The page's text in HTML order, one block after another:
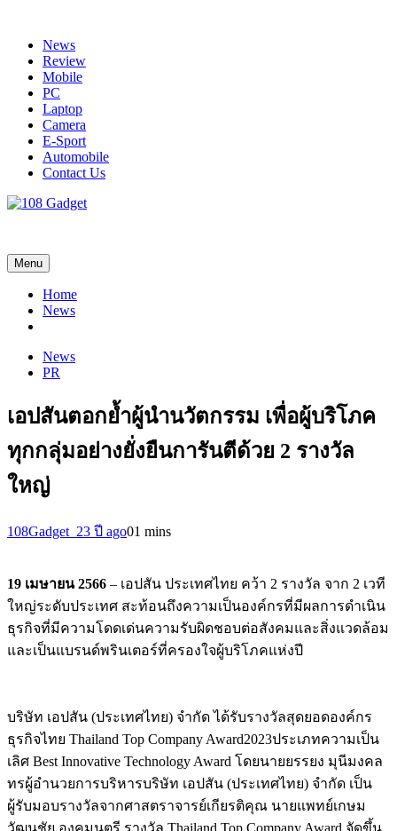
contentNews
Review
Mobile
PC
Laptop
Camera
E-Sport
Automobile
Contact Us
Menu
Home
News
News
PR
เอปสันตอกย้ำผู้นำนวัตกรรม เพื่อผู้บริโภค
ทุกกลุ่มอย่างยั่งยืนการันตีด้วย 2 รางวัล
ใหญ่
108Gadget_23 ปี ago01 mins
19 เมษายน 2566 – เอปสัน ประเทศไทย คว้า 2 รางวัล จาก 2 เวที
ใหญ่ระดับประเทศ สะท้อนถึงความเป็นองค์กรที่มีผลการดำเนิน
ธุรกิจที่มีความโดดเด่นความรับผิดชอบต่อสังคมและสิ่งแวดล้อม
และเป็นแบรนด์พรินเตอร์ที่ครองใจผู้บริโภคแห่งปี
บริษัท เอปสัน (ประเทศไทย) จำกัด ได้รับรางวัลสุดยอดองค์กร
ธุรกิจไทย Thailand Top Company Award2023ประเภทความเป็น
เลิศ Best Innovative Technology Award โดยนายยรรยง มุนีมงคล
ทรผู้อำนวยการบริหารบริษัท เอปสัน (ประเทศไทย) จำกัด เป็น
ผู้รับมอบรางวัลจากศาสตราจารย์เกียรติคุณ นายแพทย์เกษม
วัฒนชัย องคมนตรี รางวัล Thailand Top Company Award จัดขึ้น